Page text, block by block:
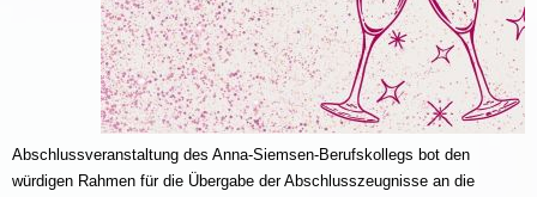
Abschlussveranstaltung des Anna-Siemsen-Berufskollegs bot den
würdigen Rahmen für die Übergabe der Abschlusszeugnisse an die